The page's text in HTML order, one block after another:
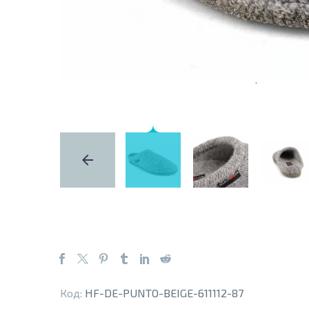
Код: HF-DE-PUNTO-BEIGE-611112-87